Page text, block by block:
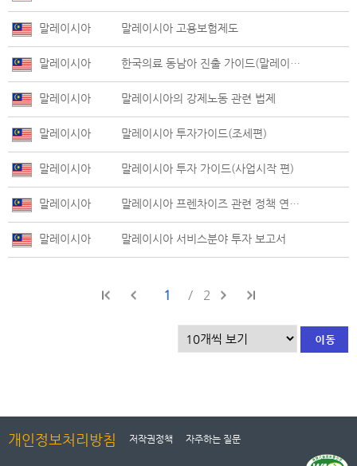
말레이시아 말레이시아 고용보험제도
말레이시아 한국의료 동남아 진출 가이드(말레이시아)
말레이시아 말레이시아의 강제노동 관련 법제
말레이시아 말레이시아 투자가이드(조세편)
말레이시아 말레이시아 투자 가이드(사업시작 편)
말레이시아 말레이시아 프렌차이즈 관련 정책 연구보고서
말레이시아 말레이시아 서비스분야 투자 보고서
1 2
개인정보처리방침 저작권정책 자주하는 질문